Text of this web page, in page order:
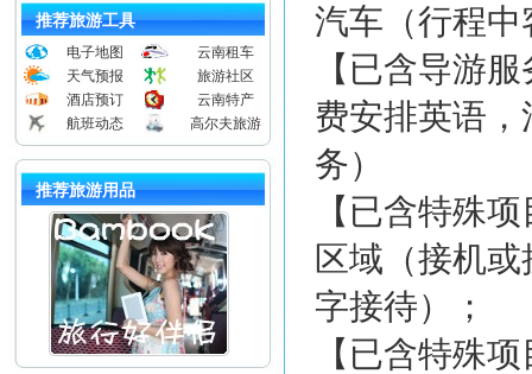
推荐旅游工具
电子地图
云南租车
天气预报
旅游社区
酒店预订
云南特产
航班动态
高尔夫旅游
推荐旅游用品
汽车（行程
【已含导游
费安排英语
务）
【已含特殊
区域（接机
字接待）；
【已含特殊